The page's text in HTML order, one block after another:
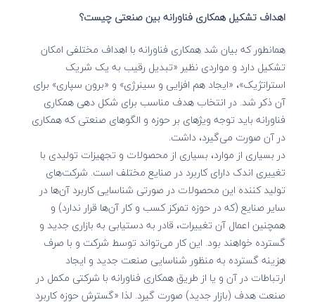
اهداف تشکیل همکاری فناورانه بین صنعتی چیست؟
همانطور که بیان شد همکاری فناورانه با اهداف مختلفی امکان
تشکیل دارد و مواردی نظیر «تبدیل رقیب به یک شریک
استراتژیک»، «ایجاد هم ­افزایی و سینرژی» و «برون سپاری» برای
آن ذکر شد. در انتخاب هدف مناسب برای شکل ­دهی همکاری
فناورانه باید توجه ویژه­ای بر حوزه و الگوهای صنعتی که همکاری
در آن صورت می­‌گیرد، داشت.
در بسیاری از موارد، بسیاری از محصولات و تجهیزات تولیدی با
تغییری اندک دارای کاربرد در صنایع مختلف است. شرکت­‌های
تولید کننده این محصولات در صورتی شناسایی کاربرد آن‌ها در
سایر صنایع (که در حوزه تمرکز کسب و کار آن‌ها قرار ندارد) و
همچنین اعمال آن تغییرات، قادر به دستیابی به بازاری جدید و
گسترده خواهند بود. این کار می­‌تواند توسط شرکت و با صرف
هزینه گسترده به منظور شناسایی صنعت جدید و ایجاد
ارتباطات در آن و یا از طریق همکاری فناورانه با شرکتی مکمل در
صنعت هدف (بازار جدید) صورت گیرد. لذا «گسترش حوزه کاربرد